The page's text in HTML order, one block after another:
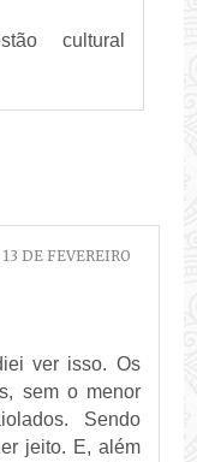
cultural
13 DE FEVEREIRO
ver isso. Os
sem o menor
Sendo
jeito. E, além